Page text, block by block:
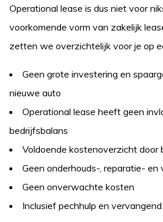
Operational lease is dus niet voor
voorkomende vorm van zakelijk
zetten we overzichtelijk voor je op
Geen grote investering en
nieuwe auto
Operational lease heeft geen
bedrijfsbalans
Voldoende kostenoverzicht door
Geen onderhouds-, reparatie-
Geen onverwachte kosten
Inclusief pechhulp en